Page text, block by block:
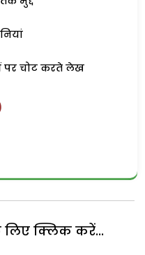
चोट करते लेख
क्लिक करें...